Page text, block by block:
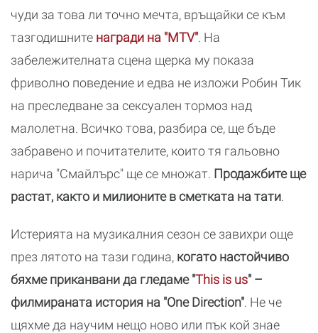
чуди за това ли точно мечта, връщайки се към
тазгодишните награди на "MTV". На
забележителната сцена щерка му показа
фриволно поведение и едва не изложи Робин Тик
на преследване за сексуален тормоз над
малолетна. Всичко това, разбира се, ще бъде
забравено и почитателите, които тя гальовно
нарича "Смайлърс" ще се множат. Продажбите ще
растат, както и милионите в сметката на тати.
Истерията на музикалния сезон се завихри още
през лятото на тази година, когато настойчиво
бяхме приканвани да гледаме "This is us" –
филмираната история на "One Direction". Не че
щяхме да научим нещо ново или пък кой знае